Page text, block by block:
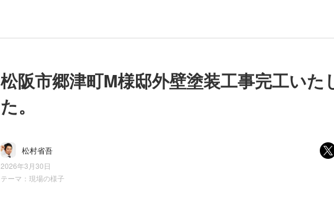
松阪市郷津町M様邸外壁塗装工事完工いた
た。
松村省吾
2026年3月30日
テーマ： 現場の様子